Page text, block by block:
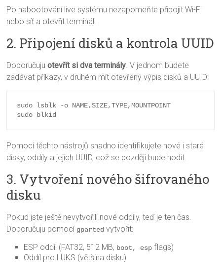
Po nabootování live systému nezapomeňte připojit Wi-Fi
nebo síť a otevřít terminál.
2. Připojení disků a kontrola UUID
Doporučujuotevřít si dva terminály. V jednom budete
zadávat příkazy, v druhém mít otevřený výpis disků a UUID:
sudo lsblk -o NAME,SIZE,TYPE,MOUNTPOINT
Pomocí těchto nástrojů snadno identifikujete nové i staré
disky, oddíly a jejich UUID, což se později bude hodit.
3. Vytvoření nového šifrovaného
disku
Pokud jste ještě nevytvořili nové oddíly, teď je ten čas.
Doporučuju pomocí gparted vytvořit:
ESP oddíl (FAT32, 512 MB, boot, esp flags)
Oddíl pro LUKS (většina disku)